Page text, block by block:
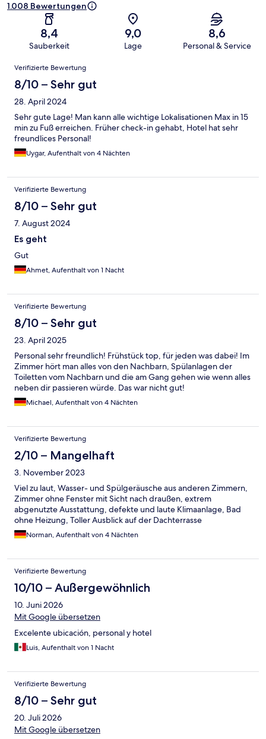
1.008 Bewertungen
8,4
Sauberkeit
9,0
Lage
8,6
Personal & Service
Bewertungen
Verifizierte Bewertung
8/10 – Sehr gut
28. April 2024
Sehr gute Lage! Man kann alle wichtige Lokalisationen Max in 15
min zu Fuß erreichen. Früher check-in gehabt, Hotel hat sehr
freundlices Personal!
Uygar, Aufenthalt von 4 Nächten
Verifizierte Bewertung
8/10 – Sehr gut
7. August 2024
Es geht
Gut
Ahmet, Aufenthalt von 1 Nacht
Verifizierte Bewertung
8/10 – Sehr gut
23. April 2025
Personal sehr freundlich! Frühstück top, für jeden was dabei! Im
Zimmer hört man alles von den Nachbarn, Spülanlagen der
Toiletten vom Nachbarn und die am Gang gehen wie wenn alles
neben dir passieren würde. Das war nicht gut!
Michael, Aufenthalt von 4 Nächten
Verifizierte Bewertung
2/10 – Mangelhaft
3. November 2023
Viel zu laut, Wasser- und Spülgeräusche aus anderen Zimmern,
Zimmer ohne Fenster mit Sicht nach draußen, extrem
abgenutzte Ausstattung, defekte und laute Klimaanlage, Bad
ohne Heizung, Toller Ausblick auf der Dachterrasse
Norman, Aufenthalt von 4 Nächten
Verifizierte Bewertung
10/10 – Außergewöhnlich
10. Juni 2026
Mit Google übersetzen
Excelente ubicación, personal y hotel
Luis, Aufenthalt von 1 Nacht
Verifizierte Bewertung
8/10 – Sehr gut
20. Juli 2026
Mit Google übersetzen